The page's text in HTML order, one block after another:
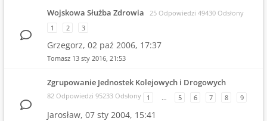
Wojskowa Służba Zdrowia
25 Odpowiedzi 49430 Odsłony
1
2 3
Grzegorz, 02 paź 2006, 17:37
Tomasz 13 sty 2016, 21:53
Zgrupowanie Jednostek Kolejowych i Drogowych
82 Odpowiedzi 95233 Odsłony 1 … 5 6 7 8 9
Jarosław, 07 sty 2004, 15:41